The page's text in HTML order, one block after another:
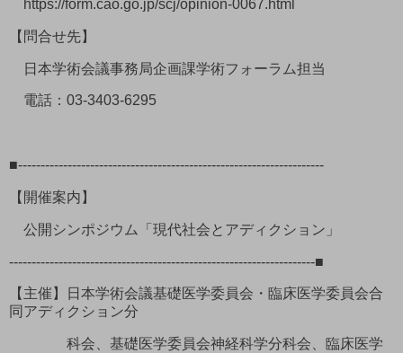
https://form.cao.go.jp/scj/opinion-0067.html
【問合せ先】
日本学術会議事務局企画課学術フォーラム担当
電話：03-3403-6295
■--------------------------------------------------------------------
【開催案内】
公開シンポジウム「現代社会とアディクション」
--------------------------------------------------------------------■
【主催】日本学術会議基礎医学委員会・臨床医学委員会合
同アディクション分
科会、基礎医学委員会神経科学分科会、臨床医学